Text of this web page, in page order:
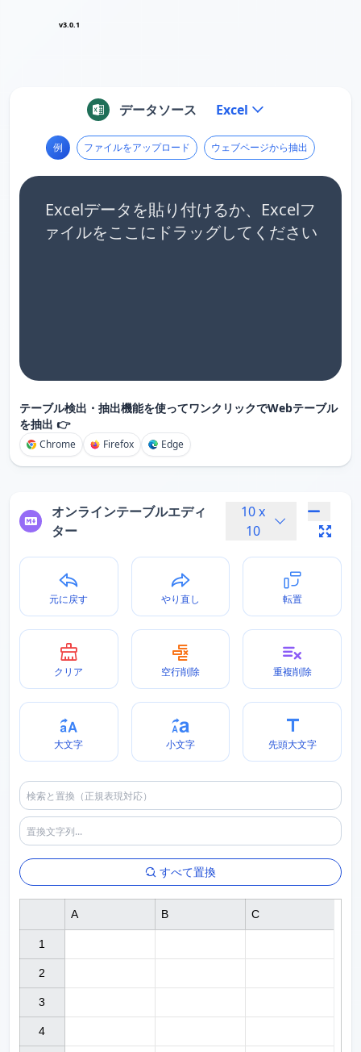
v3.0.1
データソース Excel
例 ファイルをアップロード ウェブページから抽出
Excelデータを貼り付けるか、Excelフ
ァイルをここにドラッグしてください
テーブル検出・抽出機能を使ってワンクリックでWebテーブル
を抽出 👉
Chrome Firefox Edge
オンラインテーブルエディ
ター
10x
10
元に戻す やり直し 転置
クリア 空行削除 重複削除
大文字 小文字 先頭大文字
すべて置換
1
2
3
4
A B C